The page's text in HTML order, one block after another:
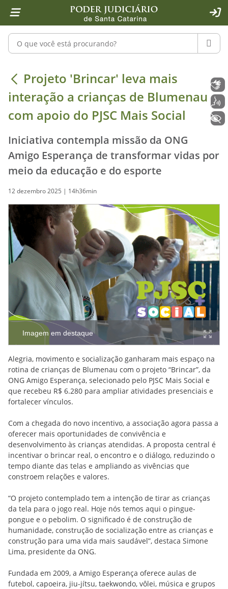
1 Ir para o conteúdo
2 Ir para a ferramenta de acessibilidade - Rybená
4 Ir para o menu principal
5 Ir para a pesquisa
6 Ir para o rodapé
7 Ir para a página inicial
Pesquisar no portal
Projeto 'Brincar' leva mais
Projeto 'Brincar' leva mais
interação a crianças de Blumenau
com apoio do PJSC Mais Social
Iniciativa contempla missão da ONG
Amigo Esperança de transformar vidas por
meio da educação e do esporte
12 dezembro 2025 | 14h36min
Imagem em destaque
Alegria, movimento e socialização ganharam mais espaço na
rotina de crianças de Blumenau com o projeto “Brincar”, da
ONG Amigo Esperança, selecionado pelo PJSC Mais Social e
que recebeu R$ 6.280 para ampliar atividades presenciais e
fortalecer vínculos.
Com a chegada do novo incentivo, a associação agora passa a
oferecer mais oportunidades de convivência e
desenvolvimento às crianças atendidas. A proposta central é
incentivar o brincar real, o encontro e o diálogo, reduzindo o
tempo diante das telas e ampliando as vivências que
constroem relações e valores.
“O projeto contemplado tem a intenção de tirar as crianças
da tela para o jogo real. Hoje nós temos aqui o pingue-
pongue e o pebolim. O significado é de construção de
humanidade, construção de socialização entre as crianças e
construção para uma vida mais saudável”, destaca Simone
Lima, presidente da ONG.
Fundada em 2009, a Amigo Esperança oferece aulas de
futebol, capoeira, jiu-jítsu, taekwondo, vôlei, música e grupos
Libras
Voz
+ Acessibilidade